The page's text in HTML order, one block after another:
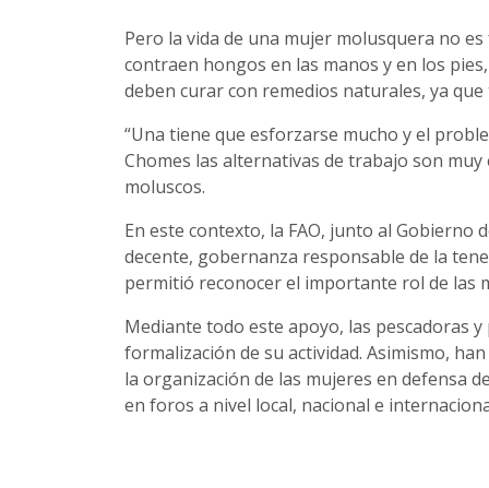
Pero la vida de una mujer molusquera no
contraen hongos en las manos y en los
deben curar con remedios naturales, ya
“Una tiene que esforzarse mucho y el
Chomes las alternativas de trabajo son
moluscos.
En este contexto, la FAO, junto al Gobierno
decente, gobernanza responsable de la
permitió reconocer el importante rol de las
Mediante todo este apoyo, las pescadoras
formalización de su actividad. Asimismo,
la organización de las mujeres en defensa
en foros a nivel local, nacional e